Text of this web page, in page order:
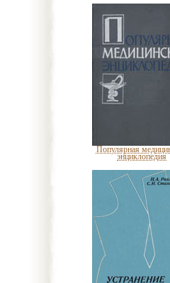
Популярная
энциклопедия